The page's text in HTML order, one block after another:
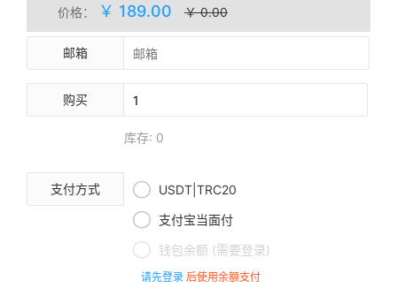
价格： ￥ 189.00 ￥ 0.00
邮箱
购买
库存: 0
支付方式  USDT|TRC20
 支付宝当面付
 钱包余额 (需要登录)
请先登录 后使用余额支付